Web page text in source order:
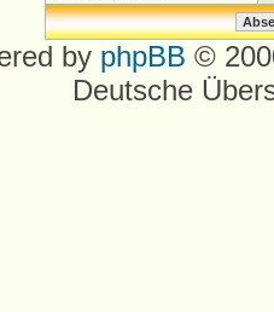
by phpBB ©
Deutsche